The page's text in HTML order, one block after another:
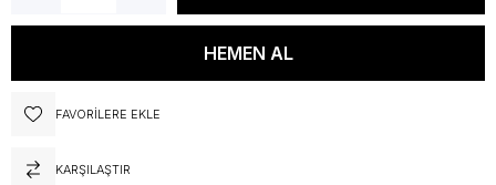
FAVORILERE EKLE
KARŞILAŞTIR